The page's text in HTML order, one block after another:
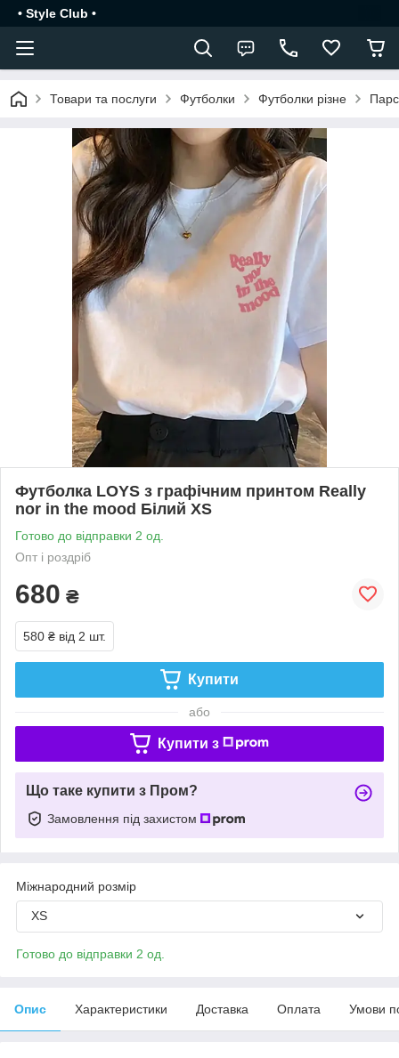
• Style Club •
Товари та послуги Футболки Футболки різне
Футболка LOYS з графічним принтом Really
nor in the mood Білий XS
Готово до відправки 2 од.
Опт і роздріб
680 ₴
580 ₴ від 2 шт.
Купити
або
Купити з
Що таке купити з Пром?
Замовлення під захистом
Міжнародний розмір
XS
Готово до відправки 2 од.
Опис Характеристики Доставка Оплата Умови